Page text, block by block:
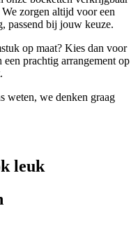
zorgen altijd voor een
passend bij jouw keuze.
op maat? Kies dan voor
een prachtig arrangement op
weten, we denken graag
leuk